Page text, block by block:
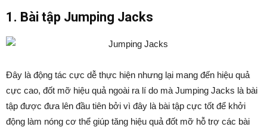
1. Bài tập Jumping Jacks
Đây là động tác cực dễ thực hiện nhưng lại mang đến hiệu quả
cực cao, đốt mỡ hiệu quả ngoài ra lí do mà Jumping Jacks là bài
tập được đưa lên đầu tiên bởi vì đây là bài tập cực tốt để khởi
động làm nóng cơ thể giúp tăng hiệu quả đốt mỡ hỗ trợ các bài